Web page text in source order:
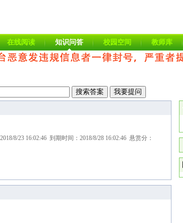
在线阅读 知识问答 校园空间 教师库
8/23 16:02:46 到期时间：2018/8/28 16:02:46 悬赏分：